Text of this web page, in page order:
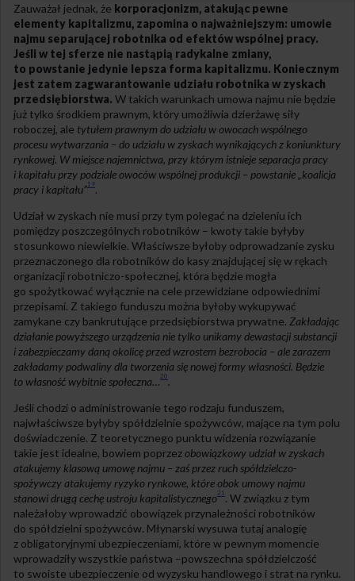
Zauważał jednak, że korporacjonizm, atakując pewne
elementy kapitalizmu, zapomina o najważniejszym: umowie
najmu separującej robotnika od efektów wspólnej pracy.
Jeśli w tej sferze nie nastąpią radykalne zmiany,
to powstanie jedynie lepsza forma kapitalizmu. Koniecznym
jest zatem zagwarantowanie udziału robotnika w zyskach
przedsiębiorstwa. W takich warunkach umowa najmu nie będzie
już tylko środkiem prawnym, który umożliwia dzierżawę siły
roboczej, ale tytułem prawnym do udziału w owocach wspólnego
procesu wytwarzania – do udziału w zyskach wynikających z koniunktury
rynkowej. W miejsce najemnictwa, przy którym istnieje separacja pracy
i kapitału przy podziale owoców wspólnej produkcji – powstanie „koalicja
pracy i kapitału”19 .
Udział w zyskach nie musi przy tym polegać na dzieleniu ich
pomiędzy poszczególnych robotników – kwoty takie byłyby
stosunkowo niewielkie. Właściwsze byłoby odprowadzanie zysku
przeznaczonego dla robotników do kasy znajdującej się w rękach
organizacji robotniczo-społecznej, która będzie mogła
go spożytkować wyłącznie na cele przewidziane odpowiednimi
przepisami. Z takiego funduszu można byłoby wykupywać
zamykane czy bankrutujące przedsiębiorstwa prywatne. Zakładając
działanie powyższego urządzenia nie tylko unikamy dewastacji substancji
i zabezpieczamy daną okolicę przed wzrostem bezrobocia – ale zarazem
zakładamy podwaliny dla tworzenia się nowej formy własności. Będzie
to własność wybitnie społeczna… 20 .
Jeśli chodzi o administrowanie tego rodzaju funduszem,
najwłaściwsze byłyby spółdzielnie spożywców, mające na tym polu
doświadczenie. Z teoretycznego punktu widzenia rozwiązanie
takie jest idealne, bowiem poprzezobowiązkowy udział w zyskach
atakujemy klasową umowę najmu – zaś przez ruch spółdzielczo-
spożywczy atakujemy ryzyko rynkowe, które obok umowy najmu
stanowi drugą cechę ustroju kapitalistycznego21 . W związku z tym
należałoby wprowadzić obowiązek przynależności robotników
do spółdzielni spożywców. Młynarski wysuwa tutaj analogię
z obligatoryjnymi ubezpieczeniami, które w pewnym momencie
wprowadziły wszystkie państwa –powszechna spółdzielczość
to swoiste ubezpieczenie od wyzysku handlowego i strat na rynku.